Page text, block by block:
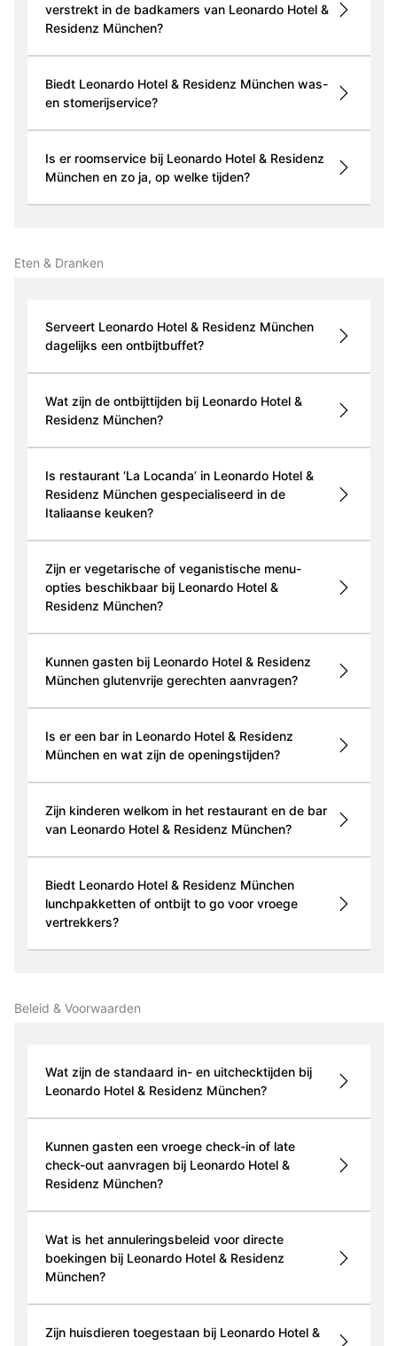
verstrekt in de badkamers van Leonardo Hotel &
Residenz München?
Biedt Leonardo Hotel & Residenz München was-
en stomerijservice?
Is er roomservice bij Leonardo Hotel & Residenz
München en zo ja, op welke tijden?
Eten & Dranken
Serveert Leonardo Hotel & Residenz München
dagelijks een ontbijtbuffet?
Wat zijn de ontbijttijden bij Leonardo Hotel &
Residenz München?
Is restaurant ‘La Locanda’ in Leonardo Hotel &
Residenz München gespecialiseerd in de
Italiaanse keuken?
Zijn er vegetarische of veganistische menu-
opties beschikbaar bij Leonardo Hotel &
Residenz München?
Kunnen gasten bij Leonardo Hotel & Residenz
München glutenvrije gerechten aanvragen?
Is er een bar in Leonardo Hotel & Residenz
München en wat zijn de openingstijden?
Zijn kinderen welkom in het restaurant en de bar
van Leonardo Hotel & Residenz München?
Biedt Leonardo Hotel & Residenz München
lunchpakketten of ontbijt to go voor vroege
vertrekkers?
Beleid & Voorwaarden
Wat zijn de standaard in- en uitchecktijden bij
Leonardo Hotel & Residenz München?
Kunnen gasten een vroege check-in of late
check-out aanvragen bij Leonardo Hotel &
Residenz München?
Wat is het annuleringsbeleid voor directe
boekingen bij Leonardo Hotel & Residenz
München?
Zijn huisdieren toegestaan bij Leonardo Hotel &